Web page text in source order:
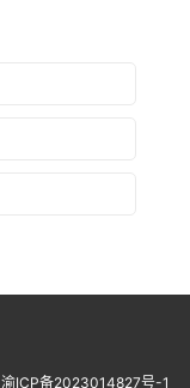
渝ICP备2023014827号-1